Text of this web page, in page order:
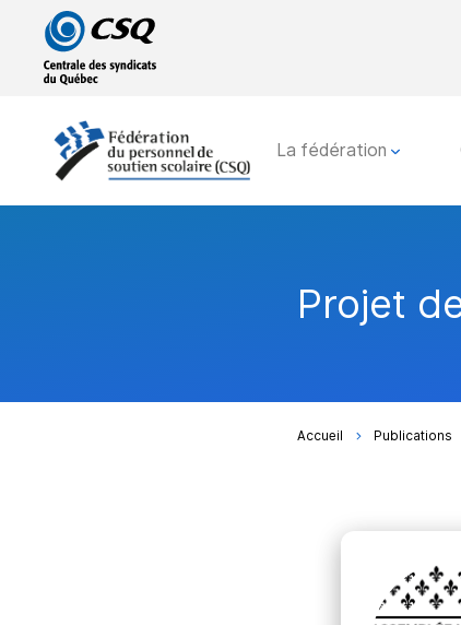
Passer
menu
principal
Passer
contenu
La fédération
Projet
Accueil Publications